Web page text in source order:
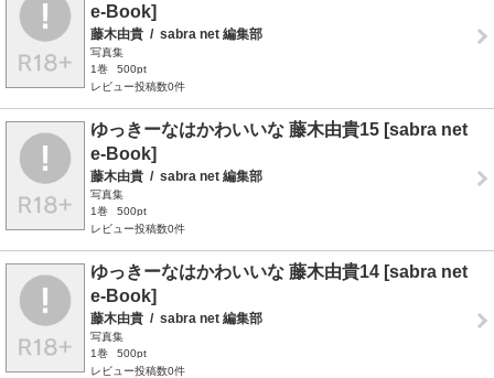
e-Book]
藤木由貴 / sabra net 編集部
写真集
1巻
500pt
レビュー投稿数0件
ゆっきーなはかわいいな 藤木由貴15 [sabra net
e-Book]
藤木由貴 / sabra net 編集部
写真集
1巻
500pt
レビュー投稿数0件
ゆっきーなはかわいいな 藤木由貴14 [sabra net
e-Book]
藤木由貴 / sabra net 編集部
写真集
1巻
500pt
レビュー投稿数0件